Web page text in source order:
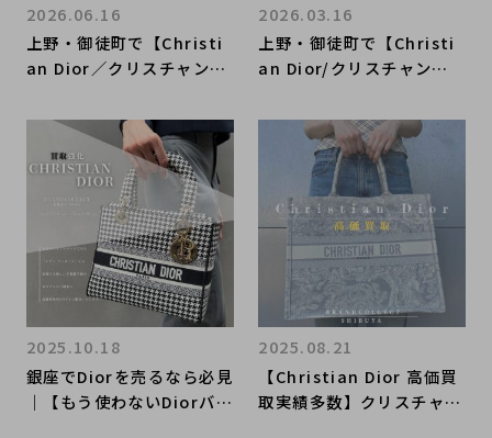
上野・御徒町で【Christi
an Dior／クリスチャンデ
らブランドコレクト上野御
徒町店｜Lady Dior Medi
um Bag／レディ ディオ
ール ミディアムバッグ入
荷｜Buy & Sell Luxury i
n Ueno Tokyo｜Tax-Fr
ee Available
2026.06.16
上野・御徒町で【Christi
an Dior/クリスチャンデ
らブランドコレクト上野御
徒町店へ！
2026.03.16
銀座でDiorを売るなら必見
｜【もう使わないDiorバッ
2025.10.18
【Christian Dior 高価買
取実績多数】クリスチャン
2025.08.21